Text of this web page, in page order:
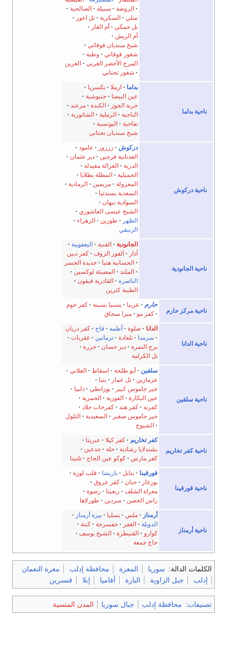
الروضة
سبيلة
الصالحية
سلي
السكرية
تل اعور
تل حمكي
أم الغار
أم الريش
شيخ سنديان فوقاني
شغور فوقاني
وطبة
المرج الأخضر الغربي
العرين
شغور تحتاني
ناحية بداما
بداما ارملا
بكسريا
عين البيضا
حنبوشية
خربة الجوز
الكندة
مرعند
الناجية
الرملية
الشاتورية
تفاحية
اليونسية
شيخ سنديان تحتاني
ناحية دركوش
دركوش زرزور
عامود
العدنانية فرجين
دير عثمان
الدرية
الغزالة مغيدلة
الجميلية
المطلة بطلايا
المعزولة
مريمين
الرمادية
السعدية بسندتيا
السوادية نبهان
الشيخ عيسى العاشوري
الظهر
طورين
الزهراء
الزنبقي
ناحية الجانودية
الجانودية القنية
اليعقوبية
آذار
الفوز الزوف
كفر دبين
الحسانية هتيا
جديدة الجسر
الملند
المضيئة لوكسين
الناصرة
القادرية قيقون
الطيبة كترين
ناحية مركز حارم
حارم عريبا بسنيا بسينة
كفر حوم
كفر مو
ميرا سحاق
ناحية الدانا
الدانا صلوة أطمه قاح
كفر دريان
سرمدا
تلعادة ترمانين
عقربات
برج النمرة
دير حسان
حزرة
تل الكرامة
ناحية سلقين
سلقين أبو طلحة اسقاط
العلاني
عزمارين
تل عمار
بتيا
حير جاموس كبير
بوزانطي
دلبيا
عين البكارة
الفوزية
الحمزية
كفرنه
كفر هند
كفرحات جلاد
حير جاموس صغير
السعيدية
التلول
الشيوخ
ناحية كفر تخاريم
كفر تخاريم كفر كيلا
عبريتا
بشندلايا رشادية
حلة
جدعين
كفر مارس
كوكو عين الجاج تلتيتا
ناحية قورقينا
قورقينا بنابل باريشا
قلب لوزة
بوزغاز
حتان
كفر عروق
معراة الشلف
ربعيتا
رضوة
راس الحصن
سردين طورلاها
ناحية أرمناز
أرمناز ملس بسليا
بيرة أرمناز
الدويلة
الغفر حفسرجة
كبتة
كوارو
القنيطرة
الشيخ يوسف
حاج جمعة
الكلمات الدالة: سوريا المعرة محافظة إدلب
معرة النعمان
إدلب
جبل الزاوية البارة أفاميا إبلا قنسرين
تصنيفات: محافظة إدلب جبال سوريا المدن المنسية